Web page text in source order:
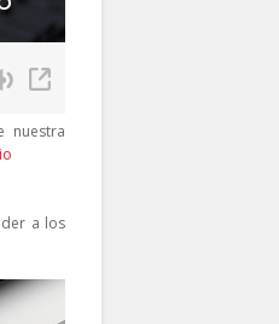
nuestra
a los